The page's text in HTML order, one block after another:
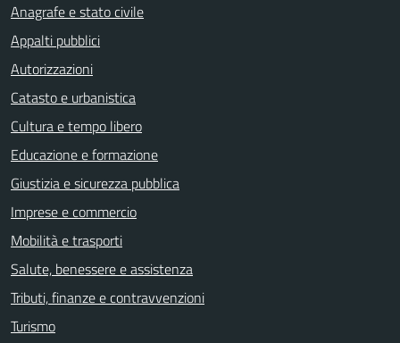
Anagrafe e stato civile
Appalti pubblici
Autorizzazioni
Catasto e urbanistica
Cultura e tempo libero
Educazione e formazione
Giustizia e sicurezza pubblica
Imprese e commercio
Mobilità e trasporti
Salute, benessere e assistenza
Tributi, finanze e contravvenzioni
Turismo